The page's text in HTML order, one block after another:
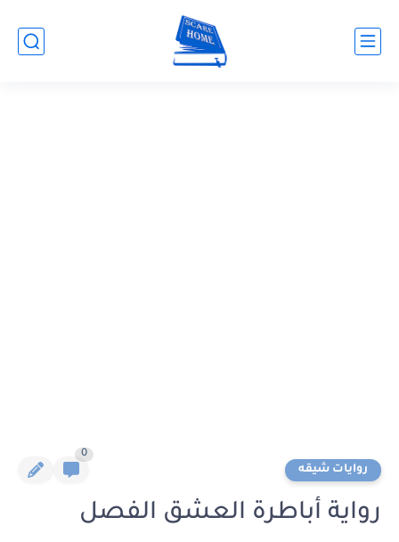
روايات شيقه
0
رواية أباطرة العشق الفصل